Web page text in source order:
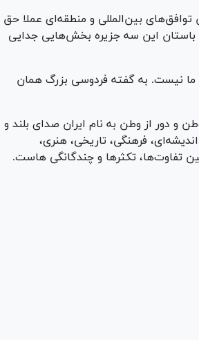
بین‌المللی و منطقه‌ای عملا حق
باستان این سه جزیره بخش‌هایی جدایی
ما نیست. به گفته فردوسی بزرگ همان
و دور از وطن به نام ایران صدای بلند و
فرهنگی، تاریخی، هنری،
تفاوت‌ها، تکثر‌ها و چندگانگی هاست.